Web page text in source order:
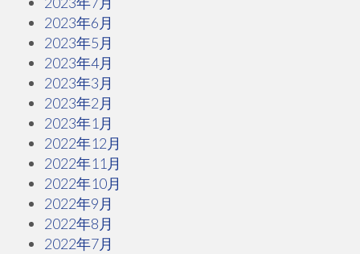
2023年6月
2023年5月
2023年4月
2023年3月
2023年2月
2023年1月
2022年12月
2022年11月
2022年10月
2022年9月
2022年8月
2022年7月